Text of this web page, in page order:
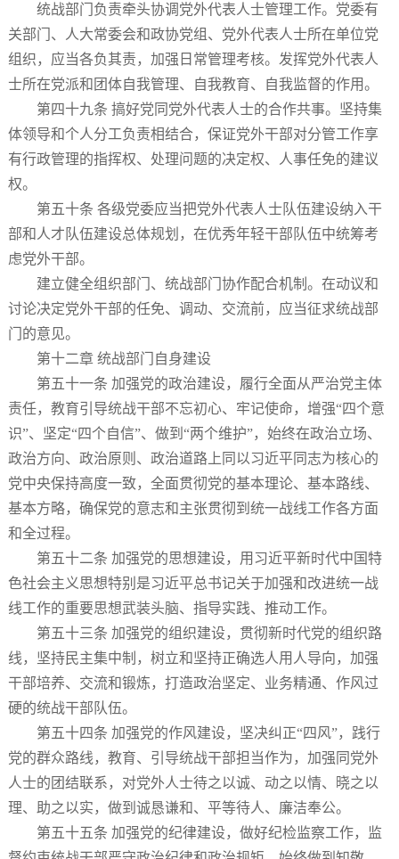
统战部门负责牵头协调党外代表人士管理工作。党委有
关部门、人大常委会和政协党组、党外代表人士所在单位党
组织，应当各负其责，加强日常管理考核。发挥党外代表人
士所在党派和团体自我管理、自我教育、自我监督的作用。
第四十九条 搞好党同党外代表人士的合作共事。坚持集
体领导和个人分工负责相结合，保证党外干部对分管工作享
有行政管理的指挥权、处理问题的决定权、人事任免的建议
权。
第五十条 各级党委应当把党外代表人士队伍建设纳入干
部和人才队伍建设总体规划，在优秀年轻干部队伍中统筹考
虑党外干部。
建立健全组织部门、统战部门协作配合机制。在动议和
讨论决定党外干部的任免、调动、交流前，应当征求统战部
门的意见。
第十二章 统战部门自身建设
第五十一条 加强党的政治建设，履行全面从严治党主体
责任，教育引导统战干部不忘初心、牢记使命，增强“四个意
识”、坚定“四个自信”、做到“两个维护”，始终在政治立场、
政治方向、政治原则、政治道路上同以习近平同志为核心的
党中央保持高度一致，全面贯彻党的基本理论、基本路线、
基本方略，确保党的意志和主张贯彻到统一战线工作各方面
和全过程。
第五十二条 加强党的思想建设，用习近平新时代中国特
色社会主义思想特别是习近平总书记关于加强和改进统一战
线工作的重要思想武装头脑、指导实践、推动工作。
第五十三条 加强党的组织建设，贯彻新时代党的组织路
线，坚持民主集中制，树立和坚持正确选人用人导向，加强
干部培养、交流和锻炼，打造政治坚定、业务精通、作风过
硬的统战干部队伍。
第五十四条 加强党的作风建设，坚决纠正“四风”，践行
党的群众路线，教育、引导统战干部担当作为，加强同党外
人士的团结联系，对党外人士待之以诚、动之以情、晓之以
理、助之以实，做到诚恳谦和、平等待人、廉洁奉公。
第五十五条 加强党的纪律建设，做好纪检监察工作，监